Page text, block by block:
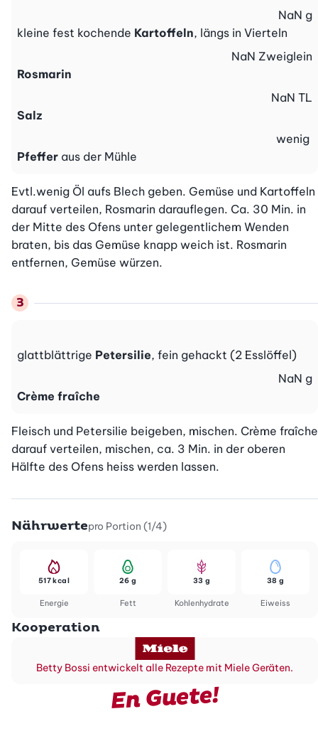
kleine fest kochende Kartoffeln, längs in Vierteln
NaN g
Rosmarin
NaN Zweiglein
Salz
NaN TL
Pfeffer aus der Mühle
wenig
Evtl.wenig Öl aufs Blech geben. Gemüse und Kartoffeln
darauf verteilen, Rosmarin darauflegen. Ca. 30 Min. in
der Mitte des Ofens unter gelegentlichem Wenden
braten, bis das Gemüse knapp weich ist. Rosmarin
entfernen, Gemüse würzen.
glattblättrige Petersilie, fein gehackt (2 Esslöffel)
Crème fraîche
NaN g
Fleisch und Petersilie beigeben, mischen. Crème fraîche
darauf verteilen, mischen, ca. 3 Min. in der oberen
Hälfte des Ofens heiss werden lassen.
Nährwertepro Portion (1/4)
Energie
517 kcal
Fett
26 g
Kohlenhydrate
33 g
Eiweiss
38 g
Kooperation
Betty Bossi entwickelt alle Rezepte mit Miele Geräten.
En Guete!